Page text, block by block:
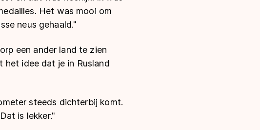
Het was mooi om
neus gehaald."
een ander land te zien
het idee dat je in Rusland
steeds dichterbij komt.
is lekker."